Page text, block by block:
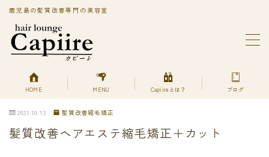
鹿児島の髪質改善専門の美容室
MENU
Capiireってどんなサロン?
PRIVACY POLICY
丁寧なカウンセリングで安心のカット
柔らかく、自然で艶のある髪質改善へアエステ縮毛矯正
HOME MENU Capiireとは？ ブログ
2021.10.13 髪質改善縮毛矯正
髪質改善ヘアエステ縮毛矯正＋カット